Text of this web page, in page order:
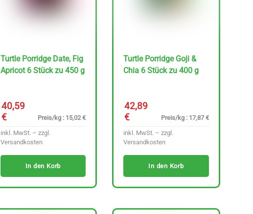
Turtle Porridge Date, Fig
Apricot 6 Stück zu 450 g
40,59
€
Preis/kg : 15,02 €
inkl. MwSt. – zzgl.
Versandkosten
In den Korb
Turtle Porridge Goji &
Chia 6 Stück zu 400 g
42,89
€
Preis/kg : 17,87 €
inkl. MwSt. – zzgl.
Versandkosten
In den Korb